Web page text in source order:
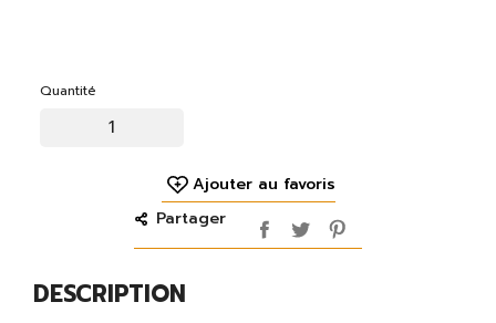
DESCRIPTION
Quantité
Ajouter au favoris
Partager